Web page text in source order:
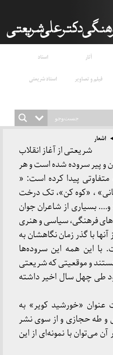
آثار
اسناد
فیلم و تصاویر
استاد شریعتی
اشعار
شریعتی از آغاز انقلاب
و پیر سروده شده است و هر
پیدا کرده است: «
، «کوه کن»، تک درخت
بسیاری از شاعران جوان
فرهنگی، سیاسی و هنری
با گذر زمان نگاهشان به
با این همه این سروده‌ها
و موقعیتی که شریعتی
چهل سال اخیر داشته
تحت عنوان «خورشید کویر» به
و طه حجازی و از سوی نشر
با نمونه‌ای از این